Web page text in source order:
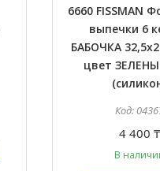
6660 FISSMAN
выпечки 6
БАБОЧКА
цвет
4 400 ₸
В